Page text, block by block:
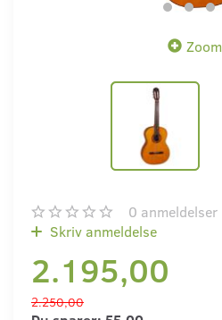
Zoom
0 anmeldelser
Skriv anmeldelse
2.195,00
2.250,00